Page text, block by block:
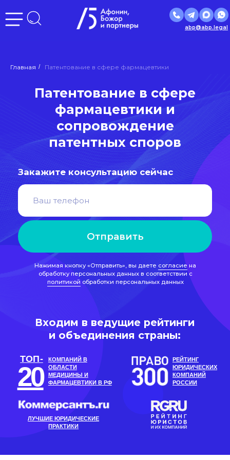
abp@abp.legal
Главная / Патентование в сфере фармацевтики
Патентование в сфере
сопровождение
патентных споров
Закажите консультацию сейчас
Отправить
политикойобработки персональных данных
и объединения страны:
КОМПАНИЙ В
МЕДИЦИНЫ И
ФАРМАЦЕВТИКИ В РФ
КОМПАНИЙ
РОССИИ